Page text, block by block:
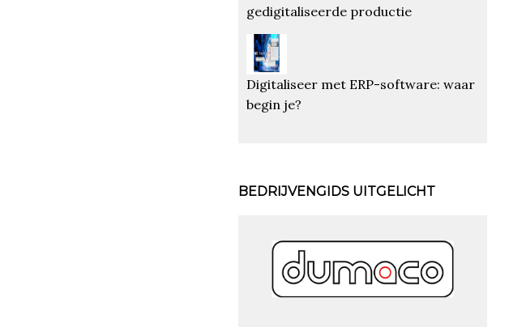
gedigitaliseerde productie
Digitaliseer met ERP-software: waar
begin je?
BEDRIJVENGIDS UITGELICHT